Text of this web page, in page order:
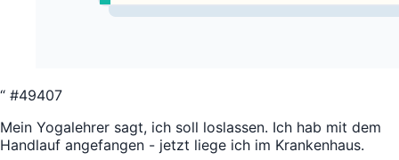
“ #49407
Mein Yogalehrer sagt, ich soll loslassen. Ich hab mit dem
Handlauf angefangen - jetzt liege ich im Krankenhaus.